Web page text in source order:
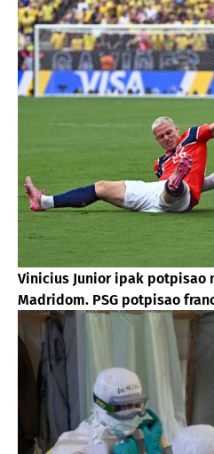
Vinicius Junior ipak potpisao
Madridom. PSG potpisao